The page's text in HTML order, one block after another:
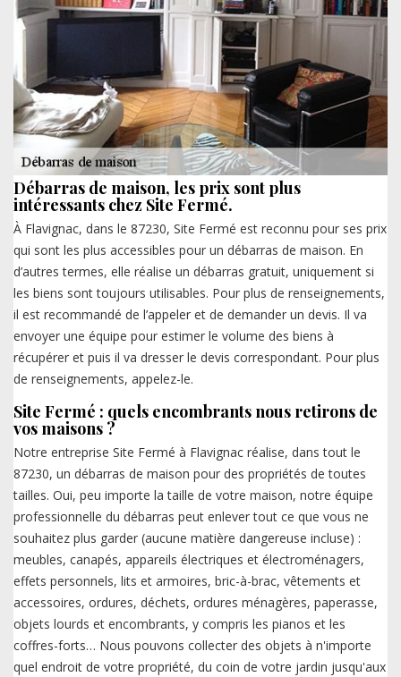
Débarras de maison, les prix sont plus
intéressants chez Site Fermé.
À Flavignac, dans le 87230, Site Fermé est reconnu pour ses prix
qui sont les plus accessibles pour un débarras de maison. En
d’autres termes, elle réalise un débarras gratuit, uniquement si
les biens sont toujours utilisables. Pour plus de renseignements,
il est recommandé de l’appeler et de demander un devis. Il va
envoyer une équipe pour estimer le volume des biens à
récupérer et puis il va dresser le devis correspondant. Pour plus
de renseignements, appelez-le.
Site Fermé : quels encombrants nous retirons de
vos maisons ?
Notre entreprise Site Fermé à Flavignac réalise, dans tout le
87230, un débarras de maison pour des propriétés de toutes
tailles. Oui, peu importe la taille de votre maison, notre équipe
professionnelle du débarras peut enlever tout ce que vous ne
souhaitez plus garder (aucune matière dangereuse incluse) :
meubles, canapés, appareils électriques et électroménagers,
effets personnels, lits et armoires, bric-à-brac, vêtements et
accessoires, ordures, déchets, ordures ménagères, paperasse,
objets lourds et encombrants, y compris les pianos et les
coffres-forts… Nous pouvons collecter des objets à n'importe
quel endroit de votre propriété, du coin de votre jardin jusqu'aux